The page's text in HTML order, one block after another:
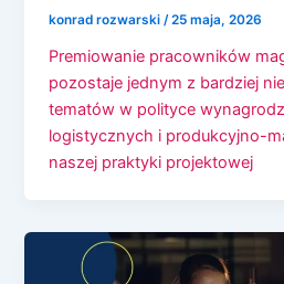
konrad rozwarski/25 maja, 2026
Premiowanie pracowników
pozostaje jednym z bardziej
tematów w polityce
logistycznych i produkcyjno-
naszej praktyki projektowej